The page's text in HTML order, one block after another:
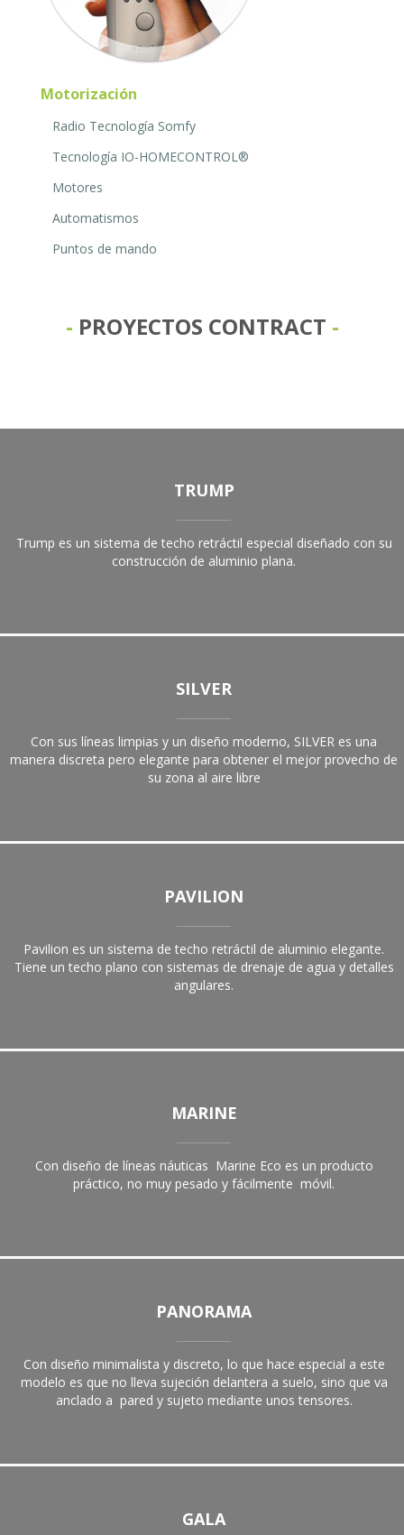
Motorización
Radio Tecnología Somfy
Tecnología IO-HOMECONTROL®
Motores
Automatismos
Puntos de mando
PROYECTOS CONTRACT
TRUMP
Trump es un sistema de techo retráctil especial diseñado con su
construcción de aluminio plana.
SILVER
Con sus líneas limpias y un diseño moderno, SILVER es una
manera discreta pero elegante para obtener el mejor provecho de
su zona al aire libre
PAVILION
Pavilion es un sistema de techo retráctil de aluminio elegante.
Tiene un techo plano con sistemas de drenaje de agua y detalles
angulares.
MARINE
Con diseño de líneas náuticas Marine Eco es un producto
práctico, no muy pesado y fácilmente móvil.
PANORAMA
Con diseño minimalista y discreto, lo que hace especial a este
modelo es que no lleva sujeción delantera a suelo, sino que va
anclado a pared y sujeto mediante unos tensores.
GALA